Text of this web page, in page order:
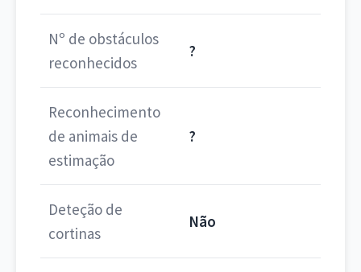
Nº de obstáculos
reconhecidos
?
Reconhecimento
de animais de
estimação
?
Deteção de
cortinas
Não